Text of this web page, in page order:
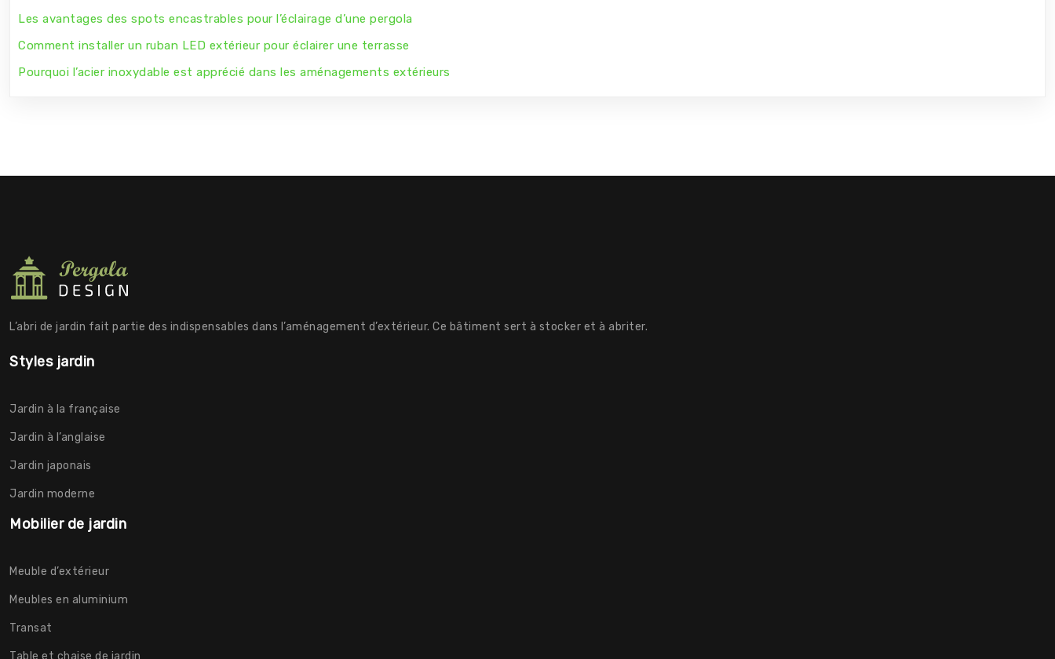
Les avantages des spots encastrables pour l’éclairage d’une pergola
Comment installer un ruban LED extérieur pour éclairer une terrasse
Pourquoi l’acier inoxydable est apprécié dans les aménagements extérieurs
L’abri de jardin fait partie des indispensables dans l’aménagement d’extérieur. Ce bâtiment sert à stocker et à abriter.
Styles jardin
Jardin à la française
Jardin à l’anglaise
Jardin japonais
Jardin moderne
Mobilier de jardin
Meuble d’extérieur
Meubles en aluminium
Transat
Table et chaise de jardin